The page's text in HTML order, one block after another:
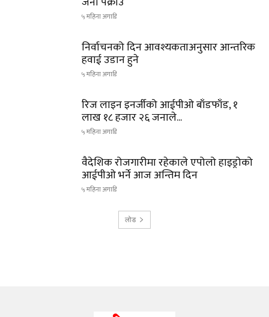
५ महिना अगाडि
निर्वाचनको दिन आवश्यकताअनुसार आन्तरिक
हवाई उडान हुने
५ महिना अगाडि
रिज लाइन इनर्जीको आईपीओ बाँडफाँड, १
लाख १८ हजार २६ जनाले...
५ महिना अगाडि
वैदेशिक रोजगारीमा रहेकाले एपोलो हाइड्रोको
आईपीओ भर्ने आज अन्तिम दिन
५ महिना अगाडि
लोड